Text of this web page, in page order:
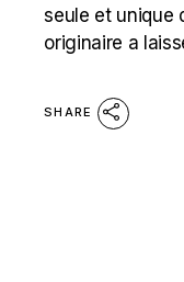
seule et unique
originaire a
SHARE